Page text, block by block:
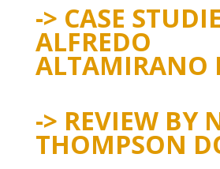
-> CASE
ALFREDO
ALTAMIRANO
-> REVIEW BY
THOMPSON